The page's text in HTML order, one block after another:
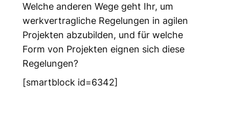
Welche anderen Wege geht Ihr, um
werkvertragliche Regelungen in agilen
Projekten abzubilden, und für welche
Form von Projekten eignen sich diese
Regelungen?
[smartblock id=6342]